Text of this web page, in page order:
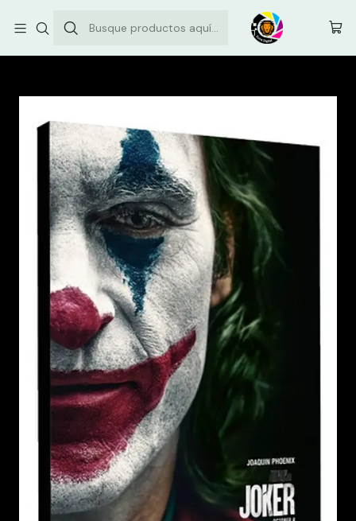
Envíos comunas de la Región Metropolitana: $3.500
Cuadro Canvas Posters 50x70cm - Joker #1